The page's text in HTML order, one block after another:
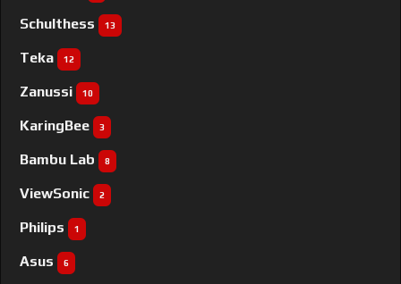
Schulthess 13
Teka 12
Zanussi 10
KaringBee 3
Bambu Lab 8
ViewSonic 2
Philips 1
Asus 6